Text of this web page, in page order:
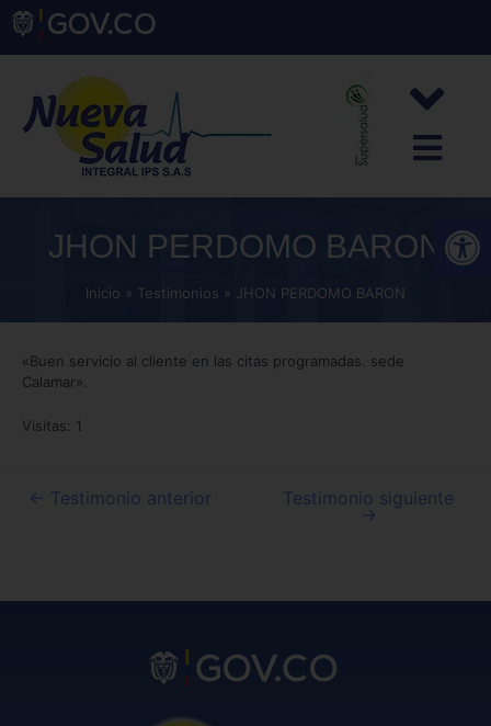
JHON PERDOMO BARON
Inicio Testimonios JHON PERDOMO BARON
«Buen servicio al cliente en las citas programadas. sede
Calamar».
Visitas: 1
← Testimonio anterior Testimonio siguiente
→